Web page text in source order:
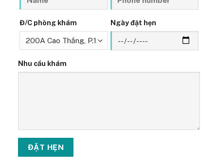
Đ/C phòng khám Ngày đặt hẹn
Nhu cầu khám